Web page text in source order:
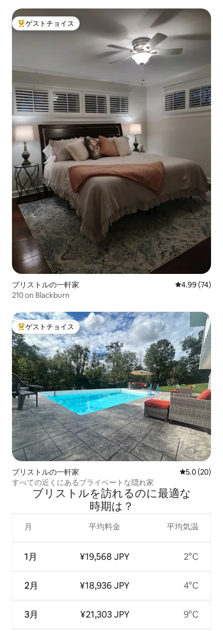
大好評のゲストチョイスです。
ゲストチョイス
ブリストルの一軒家 レビュー74
4.99 (74)
210 on Blackburn
大好評のゲストチョイスです。
ゲストチョイス
ブリストルの一軒家 レビュー20
5.0 (20)
すべての近くにあるプライベートな隠れ家
ブリストルを訪⁠れ⁠るの⁠に最⁠適⁠な
時⁠期⁠は⁠？
月
1月
2月
3月
平均料金
¥19,568 JPY
¥18,936 JPY
¥21,303 JPY
平均気温
2°C
4°C
9°C